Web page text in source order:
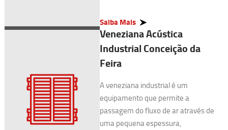
Saiba Mais
Veneziana Acústica
Industrial Conceição da
Feira
A veneziana industrial é um
equipamento que permite a
passagem do fluxo de ar através de
uma pequena espessura,